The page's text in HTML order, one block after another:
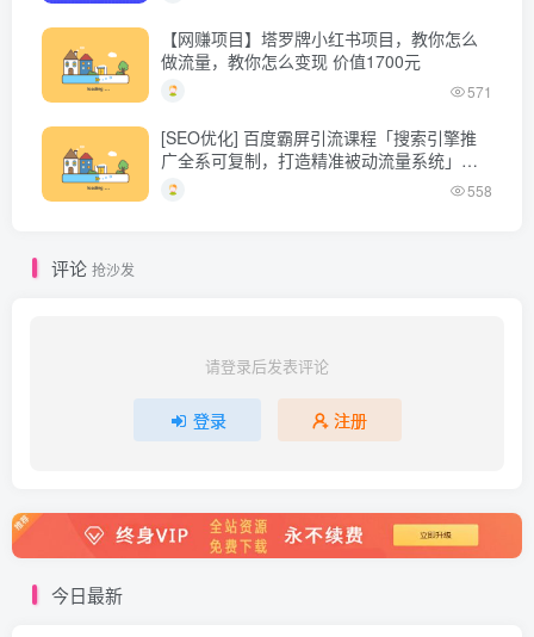
【网赚项目】塔罗牌小红书项目，教你怎么
做流量，教你怎么变现 价值1700元
571
[SEO优化] 百度霸屏引流课程「搜索引擎推
广全系可复制，打造精准被动流量系统」附
带工具
558
评论 抢沙发
请登录后发表评论
登录 注册
今日最新